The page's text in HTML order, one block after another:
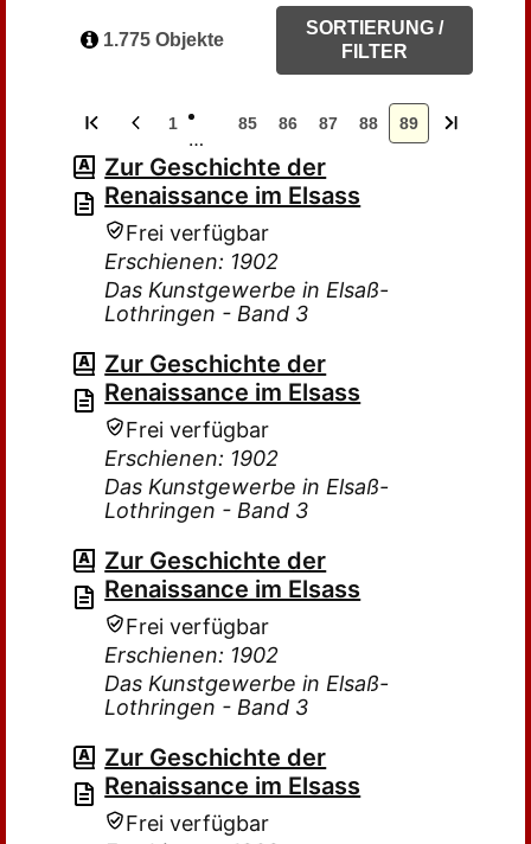
1.775 Objekte
SORTIERUNG /
FILTER
1
…
85 86 87 88 89
Zur Geschichte der
Renaissance im Elsass
Frei verfügbar
Erschienen: 1902
Das Kunstgewerbe in Elsaß-
Lothringen - Band 3
Zur Geschichte der
Renaissance im Elsass
Frei verfügbar
Erschienen: 1902
Das Kunstgewerbe in Elsaß-
Lothringen - Band 3
Zur Geschichte der
Renaissance im Elsass
Frei verfügbar
Erschienen: 1902
Das Kunstgewerbe in Elsaß-
Lothringen - Band 3
Zur Geschichte der
Renaissance im Elsass
Frei verfügbar